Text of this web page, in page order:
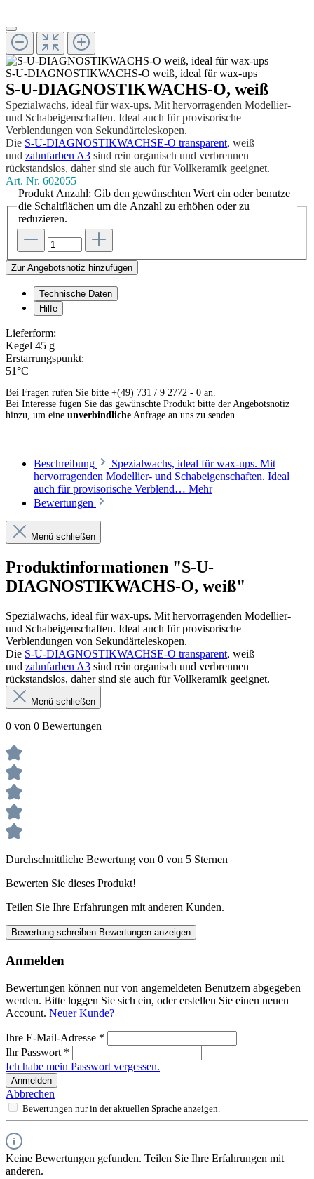
S-U-DIAGNOSTIKWACHS-O weiß, ideal für wax-ups
S-U-DIAGNOSTIKWACHS-O, weiß
Spezialwachs, ideal für wax-ups. Mit hervorragenden Modellier-
und Schabeigenschaften. Ideal auch für provisorische
Verblendungen von Sekundärteleskopen.
Die S-U-DIAGNOSTIKWACHSE-O transparent, weiß
und zahnfarben A3 sind rein organisch und verbrennen
rückstandslos, daher sind sie auch für Vollkeramik geeignet.
Art. Nr. 602055
Produkt Anzahl: Gib den gewünschten Wert ein oder benutze
die Schaltflächen um die Anzahl zu erhöhen oder zu
reduzieren.
Zur Angebotsnotiz hinzufügen
Technische Daten
Hilfe
Lieferform:
Kegel 45 g
Erstarrungspunkt:
51°C
Bei Fragen rufen Sie bitte +(49) 731 / 9 2772 - 0 an.
Bei Interesse fügen Sie das gewünschte Produkt bitte der Angebotsnotiz
hinzu, um eine unverbindliche Anfrage an uns zu senden.
Beschreibung
Spezialwachs, ideal für wax-ups. Mit
hervorragenden Modellier- und Schabeigenschaften. Ideal
auch für provisorische Verblend… Mehr
Bewertungen
Menü schließen
Produktinformationen "S-U-
DIAGNOSTIKWACHS-O, weiß"
Spezialwachs, ideal für wax-ups. Mit hervorragenden Modellier-
und Schabeigenschaften. Ideal auch für provisorische
Verblendungen von Sekundärteleskopen.
Die S-U-DIAGNOSTIKWACHSE-O transparent, weiß
und zahnfarben A3 sind rein organisch und verbrennen
rückstandslos, daher sind sie auch für Vollkeramik geeignet.
Menü schließen
0 von 0 Bewertungen
Durchschnittliche Bewertung von 0 von 5 Sternen
Bewerten Sie dieses Produkt!
Teilen Sie Ihre Erfahrungen mit anderen Kunden.
Bewertung schreiben Bewertungen anzeigen
Anmelden
Bewertungen können nur von angemeldeten Benutzern abgegeben
werden. Bitte loggen Sie sich ein, oder erstellen Sie einen neuen
Account. Neuer Kunde?
Ihre E-Mail-Adresse *
Ihr Passwort *
Ich habe mein Passwort vergessen.
Anmelden
Abbrechen
Bewertungen nur in der aktuellen Sprache anzeigen.
Keine Bewertungen gefunden. Teilen Sie Ihre Erfahrungen mit
anderen.